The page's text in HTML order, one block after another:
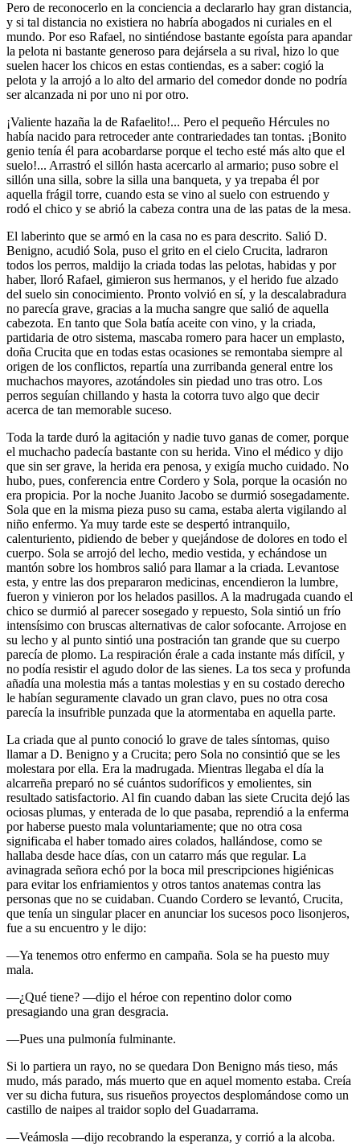
Pero de reconocerlo en la conciencia a declararlo hay gran distancia,
y si tal distancia no existiera no habría abogados ni curiales en el
mundo. Por eso Rafael, no sintiéndose bastante egoísta para apandar
la pelota ni bastante generoso para dejársela a su rival, hizo lo que
suelen hacer los chicos en estas contiendas, es a saber: cogió la
pelota y la arrojó a lo alto del armario del comedor donde no podría
ser alcanzada ni por uno ni por otro.
¡Valiente hazaña la de Rafaelito!... Pero el pequeño Hércules no
había nacido para retroceder ante contrariedades tan tontas. ¡Bonito
genio tenía él para acobardarse porque el techo esté más alto que el
suelo!... Arrastró el sillón hasta acercarlo al armario; puso sobre el
sillón una silla, sobre la silla una banqueta, y ya trepaba él por
aquella frágil torre, cuando esta se vino al suelo con estruendo y
rodó el chico y se abrió la cabeza contra una de las patas de la mesa.
El laberinto que se armó en la casa no es para descrito. Salió D.
Benigno, acudió Sola, puso el grito en el cielo Crucita, ladraron
todos los perros, maldijo la criada todas las pelotas, habidas y por
haber, lloró Rafael, gimieron sus hermanos, y el herido fue alzado
del suelo sin conocimiento. Pronto volvió en sí, y la descalabradura
no parecía grave, gracias a la mucha sangre que salió de aquella
cabezota. En tanto que Sola batía aceite con vino, y la criada,
partidaria de otro sistema, mascaba romero para hacer un emplasto,
doña Crucita que en todas estas ocasiones se remontaba siempre al
origen de los conflictos, repartía una zurribanda general entre los
muchachos mayores, azotándoles sin piedad uno tras otro. Los
perros seguían chillando y hasta la cotorra tuvo algo que decir
acerca de tan memorable suceso.
Toda la tarde duró la agitación y nadie tuvo ganas de comer, porque
el muchacho padecía bastante con su herida. Vino el médico y dijo
que sin ser grave, la herida era penosa, y exigía mucho cuidado. No
hubo, pues, conferencia entre Cordero y Sola, porque la ocasión no
era propicia. Por la noche Juanito Jacobo se durmió sosegadamente.
Sola que en la misma pieza puso su cama, estaba alerta vigilando al
niño enfermo. Ya muy tarde este se despertó intranquilo,
calenturiento, pidiendo de beber y quejándose de dolores en todo el
cuerpo. Sola se arrojó del lecho, medio vestida, y echándose un
mantón sobre los hombros salió para llamar a la criada. Levantose
esta, y entre las dos prepararon medicinas, encendieron la lumbre,
fueron y vinieron por los helados pasillos. A la madrugada cuando el
chico se durmió al parecer sosegado y repuesto, Sola sintió un frío
intensísimo con bruscas alternativas de calor sofocante. Arrojose en
su lecho y al punto sintió una postración tan grande que su cuerpo
parecía de plomo. La respiración érale a cada instante más difícil, y
no podía resistir el agudo dolor de las sienes. La tos seca y profunda
añadía una molestia más a tantas molestias y en su costado derecho
le habían seguramente clavado un gran clavo, pues no otra cosa
parecía la insufrible punzada que la atormentaba en aquella parte.
La criada que al punto conoció lo grave de tales síntomas, quiso
llamar a D. Benigno y a Crucita; pero Sola no consintió que se les
molestara por ella. Era la madrugada. Mientras llegaba el día la
alcarreña preparó no sé cuántos sudoríficos y emolientes, sin
resultado satisfactorio. Al fin cuando daban las siete Crucita dejó las
ociosas plumas, y enterada de lo que pasaba, reprendió a la enferma
por haberse puesto mala voluntariamente; que no otra cosa
significaba el haber tomado aires colados, hallándose, como se
hallaba desde hace días, con un catarro más que regular. La
avinagrada señora echó por la boca mil prescripciones higiénicas
para evitar los enfriamientos y otros tantos anatemas contra las
personas que no se cuidaban. Cuando Cordero se levantó, Crucita,
que tenía un singular placer en anunciar los sucesos poco lisonjeros,
fue a su encuentro y le dijo:
—Ya tenemos otro enfermo en campaña. Sola se ha puesto muy
mala.
—¿Qué tiene? —dijo el héroe con repentino dolor como
presagiando una gran desgracia.
—Pues una pulmonía fulminante.
Si lo partiera un rayo, no se quedara Don Benigno más tieso, más
mudo, más parado, más muerto que en aquel momento estaba. Creía
ver su dicha futura, sus risueños proyectos desplomándose como un
castillo de naipes al traidor soplo del Guadarrama.
—Veámosla —dijo recobrando la esperanza, y corrió a la alcoba.